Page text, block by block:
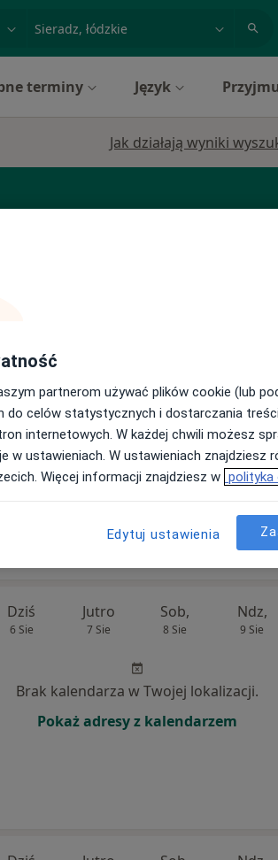
miasto lub dzielnica
terminy Język
Jak działają wyniki
Dziś
Umawianie online nie jest dostępne
Pokaż profil
Dziś
6 Sie
Jutro
7 Sie
Sob,
8 Sie
Ndz,
9 Sie
Brak kalendarza w Twojej lokalizacji.
Pokaż adresy z kalendarzem
partnerom używać plików cookie (lub
do celów statystycznych i dostarczania
internetowych. W każdej chwili możesz
w ustawieniach. W ustawieniach znajdziesz
Więcej informacji znajdziesz w polityka
Edytuj ustawienia